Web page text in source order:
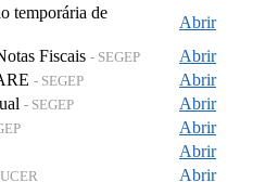
temporária de
Abrir
Fiscais - SEGEP
Abrir
- SEGEP
Abrir
- SEGEP
Abrir
Abrir
Abrir
Abrir